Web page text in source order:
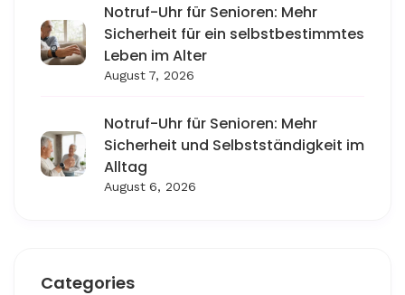
Notruf-Uhr für Senioren: Mehr
Sicherheit für ein selbstbestimmtes
Leben im Alter
August 7, 2026
Notruf-Uhr für Senioren: Mehr
Sicherheit und Selbstständigkeit im
Alltag
August 6, 2026
Categories